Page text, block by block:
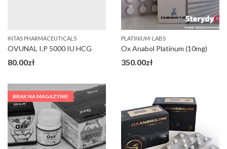
INTAS PHARMACEUTICALS
OVUNAL I.P 5000 IU HCG
80.00zł
PLATINIUM-LABS
Ox Anabol Platinum (10mg)
350.00zł
BRAK NA MAGAZYNIE